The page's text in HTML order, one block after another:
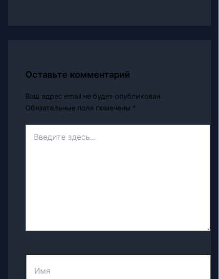
Оставьте комментарий
Ваш адрес email не будет опубликован.
Обязательные поля помечены *
здесь...